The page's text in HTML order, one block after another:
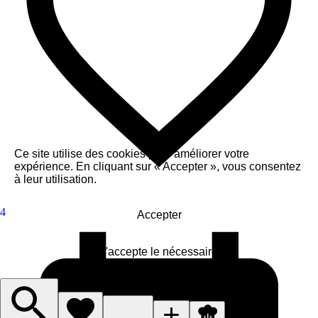
4
Ce site utilise des cookies pour améliorer votre
expérience. En cliquant sur « Accepter », vous consentez
à leur utilisation.
Accepter
J'accepte le nécessaire